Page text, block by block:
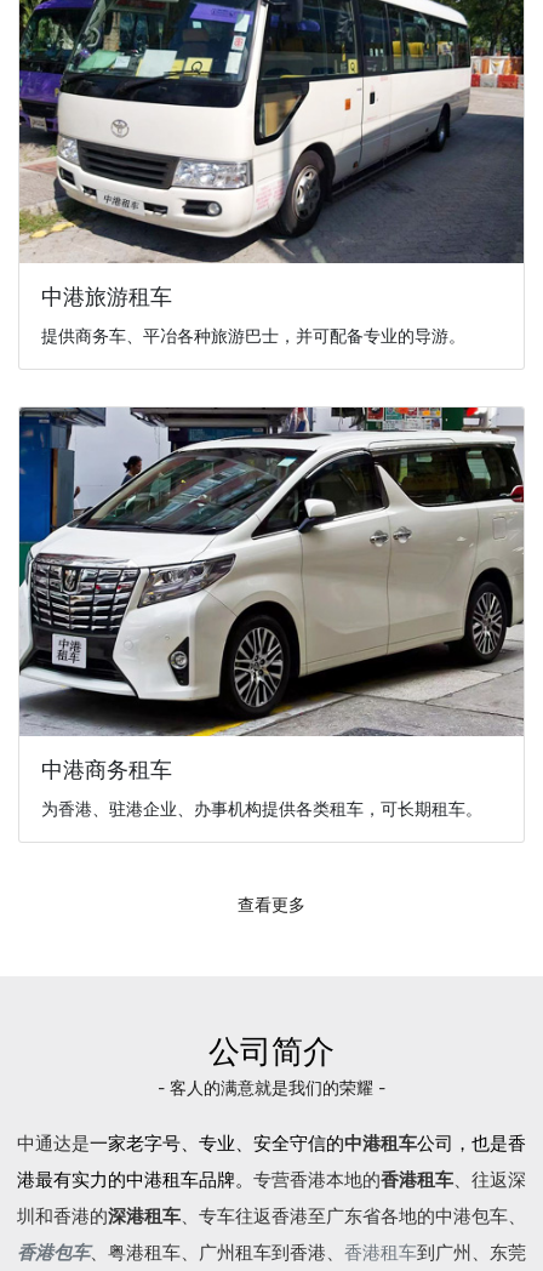
中港旅游租车
提供商务车、平冶各种旅游巴士，并可配备专业的导游。
中港商务租车
为香港、驻港企业、办事机构提供各类租车，可长期租车。
查看更多
公司简介
- 客人的满意就是我们的荣耀 -
中通达是一家老字号、专业、安全守信的中港租车公司，也是香
港最有实力的中港租车品牌。 专营香港本地的香港租车、往返深
圳和香港的深港租车、专车往返香港至广东省各地的中港包车、
香港包车、 粤港租车、广州租车到香港、 香港租车到广州、东莞